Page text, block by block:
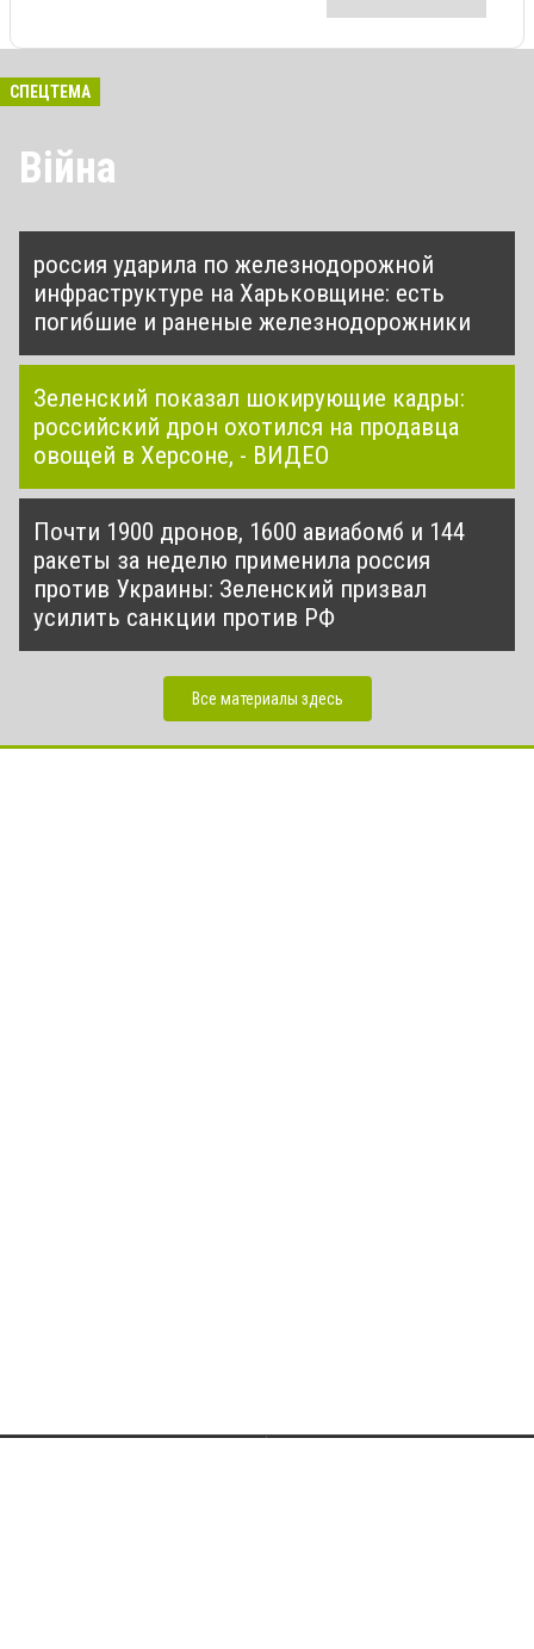
СПЕЦТЕМА
Війна
россия ударила по железнодорожной
инфраструктуре на Харьковщине: есть
погибшие и раненые железнодорожники
Зеленский показал шокирующие кадры:
российский дрон охотился на продавца
овощей в Херсоне, - ВИДЕО
Почти 1900 дронов, 1600 авиабомб и 144
ракеты за неделю применила россия
против Украины: Зеленский призвал
усилить санкции против РФ
Все материалы здесь